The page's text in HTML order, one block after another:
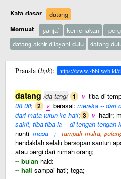
Kata dasar
datang
Memuat
ganja1 kemenakan pergi
datang akhir dilayani dulu
datang
Pranala (link): https://www.kbbi.web.id/
datang /da·tang/ 1 v tiba di
08.00; 2 v berasal: mereka -- dari
dari mata turun ke hati; 3 v hadir;
sakit; tiba-tiba ia -- di tengah-tengah
nanti: masa --;-- tampak muka,
hendaklah selalu bersopan santun
atau pergi dari rumah orang;
-- bulan haid;
-- hati sampai hati; tega;